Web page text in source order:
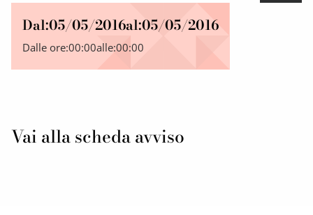
Dal:05/05/2016al:05/05/2016
Dalle ore:00:00alle:00:00
Vai alla scheda avviso